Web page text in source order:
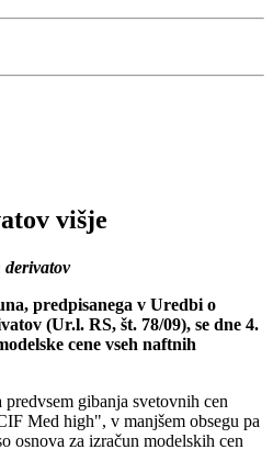
višje
predpisanega v Uredbi o
(Ur.l. RS, št. 78/09), se dne 4.
cene vseh naftnih
gibanja svetovnih cen
Med high", v manjšem obsegu pa
osnova za izračun modelskih cen